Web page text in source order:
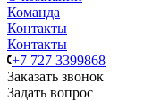
Команда
Контакты
Контакты
+7 727 3399868
Заказать звонок
Задать вопрос